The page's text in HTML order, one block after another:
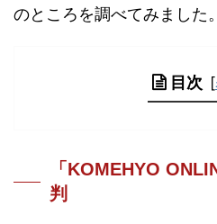
のところを調べてみました。
目次 [
「KOMEHYO
判